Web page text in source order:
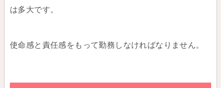
は多大です。
使命感と責任感をもって勤務しなければなりません。